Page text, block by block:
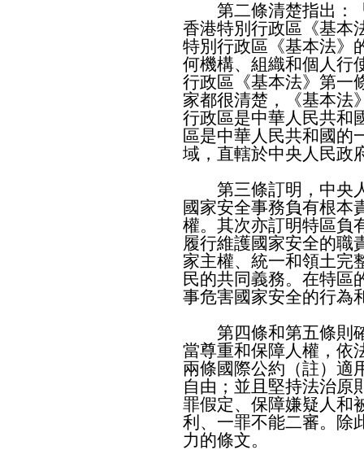
第二條清楚指出：「
香港特別行政區《基本
特別行政區《基本法》
何機構、組織和個人行
行政區《基本法》第一
家都很清楚，《基本法
行政區是中華人民共和
區是中華人民共和國的
域，直轄於中央人民政
第三條訂明，中央人
國家安全事務負有根本
權。其次亦訂明特區負
履行維護國家安全的職
家主權、統一和領土完
民的共同義務。在特區
事危害國家安全的行為
第四條和第五條則確
當尊重和保障人權，依
兩條國際公約（註）適
自由；並且堅持法治原
罪假定、保障嫌疑人和
利、一罪不能二審。除
力的條文。